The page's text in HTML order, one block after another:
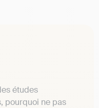
études
pourquoi ne pas